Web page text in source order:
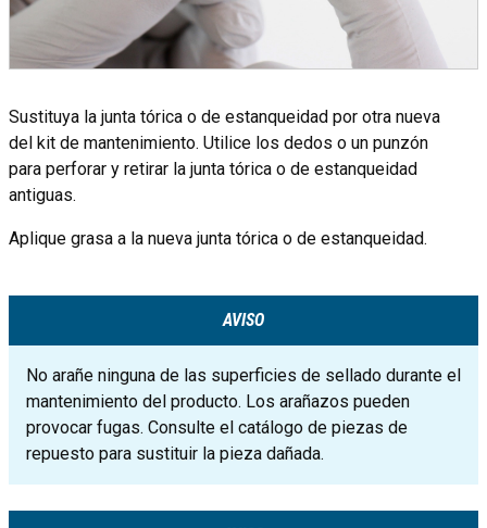
Sustituya la junta tórica o de estanqueidad por otra nueva
del kit de mantenimiento. Utilice los dedos o un punzón
para perforar y retirar la junta tórica o de estanqueidad
antiguas.
Aplique grasa a la nueva junta tórica o de estanqueidad.
AVISO
No arañe ninguna de las superficies de sellado durante el
mantenimiento del producto. Los arañazos pueden
provocar fugas. Consulte el catálogo de piezas de
repuesto para sustituir la pieza dañada.